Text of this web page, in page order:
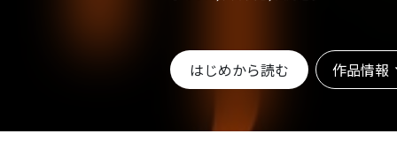
はじめから読む 作品情報